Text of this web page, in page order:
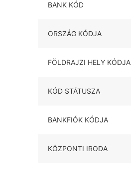
BANK KÓD
ORSZÁG KÓDJA
FÖLDRAJZI HELY KÓDJA
KÓD STÁTUSZA
BANKFIÓK KÓDJA
KÖZPONTI IRODA